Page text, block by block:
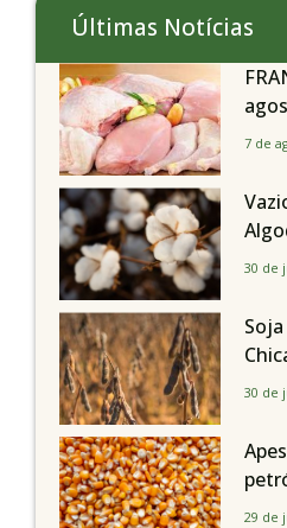
Últimas Notícias
7 de
30 de
de
30 de
29 de